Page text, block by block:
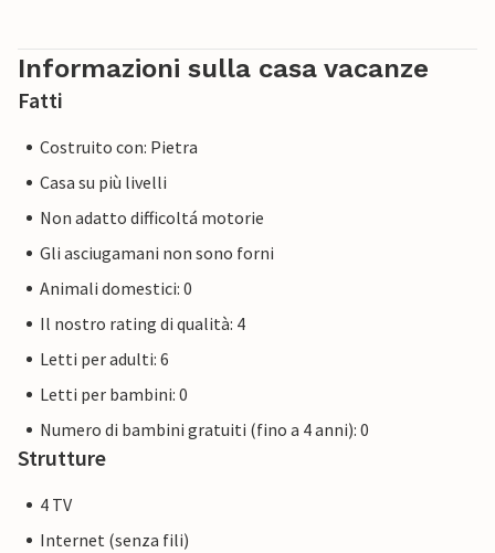
Informazioni sulla casa vacanze
Fatti
Costruito con: Pietra
Casa su più livelli
Non adatto difficoltá motorie
Gli asciugamani non sono forni
Animali domestici: 0
Il nostro rating di qualità: 4
Letti per adulti: 6
Letti per bambini: 0
Numero di bambini gratuiti (fino a 4 anni): 0
Strutture
4 TV
Internet (senza fili)